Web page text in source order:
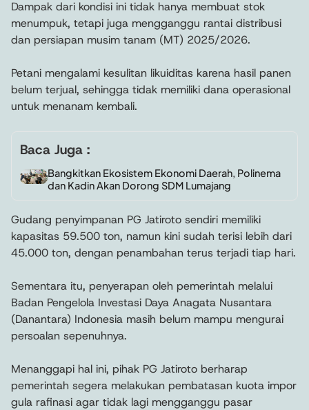
Dampak dari kondisi ini tidak hanya membuat stok
menumpuk, tetapi juga mengganggu rantai distribusi
dan persiapan musim tanam (MT) 2025/2026.
Petani mengalami kesulitan likuiditas karena hasil panen
belum terjual, sehingga tidak memiliki dana operasional
untuk menanam kembali.
Baca Juga :
Bangkitkan Ekosistem Ekonomi Daerah, Polinema
dan Kadin Akan Dorong SDM Lumajang
Gudang penyimpanan PG Jatiroto sendiri memiliki
kapasitas 59.500 ton, namun kini sudah terisi lebih dari
45.000 ton, dengan penambahan terus terjadi tiap hari.
Sementara itu, penyerapan oleh pemerintah melalui
Badan Pengelola Investasi Daya Anagata Nusantara
(Danantara) Indonesia masih belum mampu mengurai
persoalan sepenuhnya.
Menanggapi hal ini, pihak PG Jatiroto berharap
pemerintah segera melakukan pembatasan kuota impor
gula rafinasi agar tidak lagi mengganggu pasar